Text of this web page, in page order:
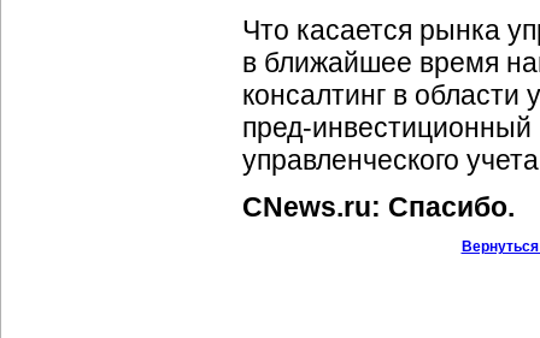
Что касается рынка
в ближайшее время
консалтинг в области
пред-инвестиционный
управленческого
CNews.ru: Спасибо.